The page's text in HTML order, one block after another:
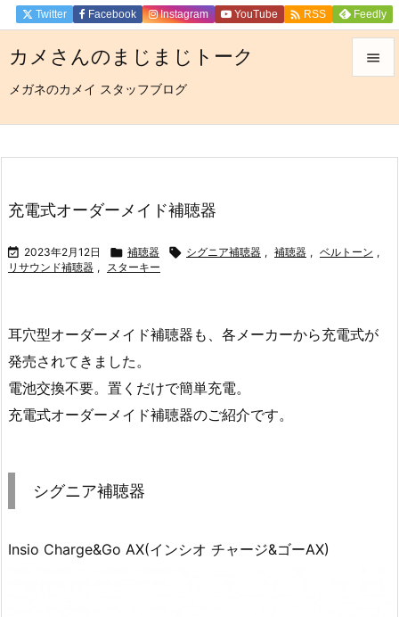
カメさんのまじまじトーク
メガネのカメイ スタッフブログ

サイド
次へ
Twitter Facebook Instagram YouTube  RSS Feedly
充電式オーダーメイド補聴器
 2023年2月12日  補聴器  シグニア補聴器 , 補聴器 , ベルトーン ,
リサウンド補聴器 , スターキー
耳穴型オーダーメイド補聴器も、各メーカーから充電式が
発売されてきました。
電池交換不要。置くだけで簡単充電。
充電式オーダーメイド補聴器のご紹介です。
シグニア補聴器
Insio Charge&Go AX(インシオ チャージ&ゴーAX)